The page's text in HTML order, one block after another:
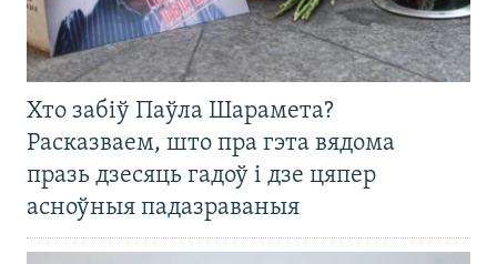
Хто забіў Паўла Шарамета?
Расказваем, што пра гэта вядома
празь дзесяць гадоў і дзе цяпер
асноўныя падазраваныя